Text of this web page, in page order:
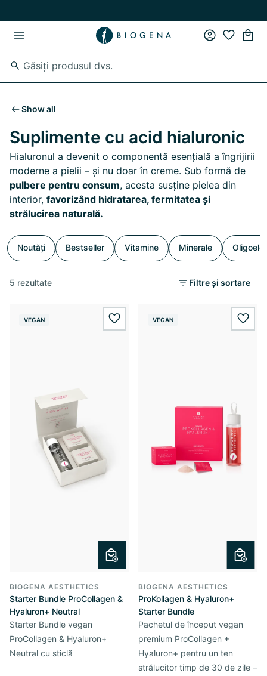
Show all
Suplimente cu acid hialuronic
Hialuronul a devenit o componentă esențială a îngrijirii
moderne a pielii – și nu doar în creme. Sub formă de
pulbere pentru consum, acesta susține pielea din
interior, favorizând hidratarea, fermitatea și
strălucirea naturală.
Noutăți Bestseller Vitamine Minerale
5 rezultate Filtre și sortare
VEGAN wishlist.add
BIOGENA AESTHETICS
Starter Bundle ProCollagen &
Hyaluron+ Neutral
Starter Bundle vegan
ProCollagen & Hyaluron+
Neutral cu sticlă
VEGAN
BIOGENA AESTHETICS
ProKollagen & Hyaluron+
Starter Bundle
Pachetul de început vegan
premium ProCollagen +
Hyaluron+ pentru un ten
strălucitor timp de 30 de zile –